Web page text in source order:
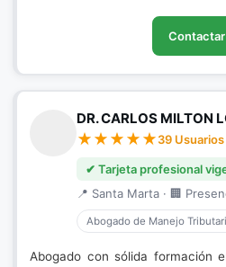
Contactar
DR. CARLOS MILTON
39 Usuarios
✔ Tarjeta profesional
📍 Santa Marta · 🏢
Abogado de Manejo
Abogado con sólida formación